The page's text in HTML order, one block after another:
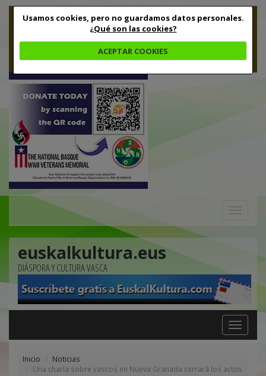
Usamos cookies, pero no guardamos datos personales.
¿Qué son las cookies?
ACEPTAR COOKIES
euskalkultura.eus
DIÁSPORA Y CULTURA VASCA
Toggle
navigation
Inicio
Noticias
Una charla sobre vascos en Nueva Granada cerrará los actos